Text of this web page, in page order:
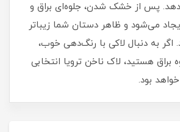
پس از خشک شدن، جلوه‌ای براق و
می‌شود و ظاهر دستان شما زیباتر
به دنبال لاکی با رنگ‌دهی خوب،
براق هستید، لاک ناخن ترویا انتخابی
بود.